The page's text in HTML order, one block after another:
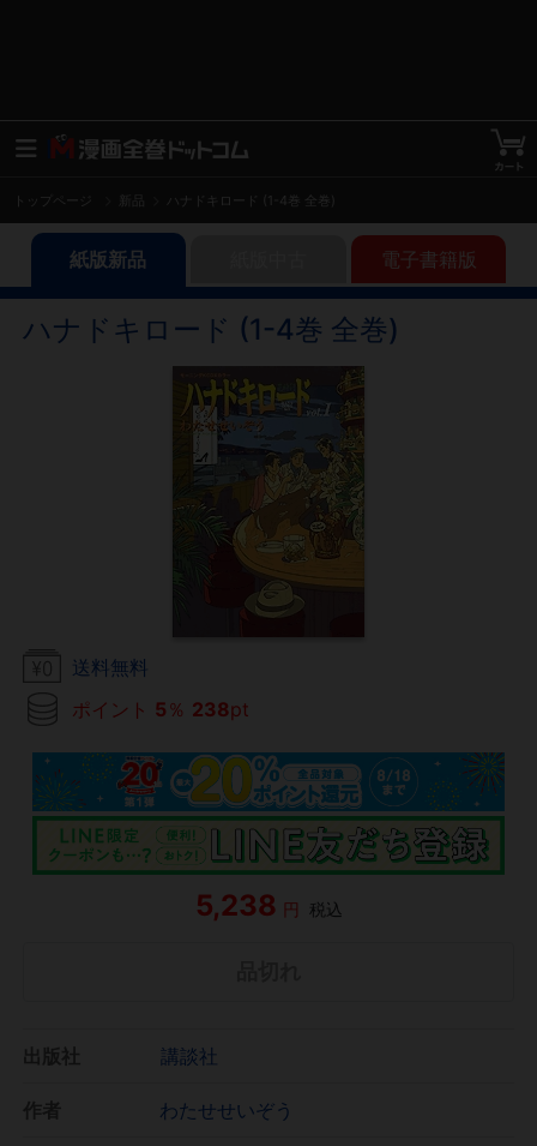
トップページ ハナドキロード (1-4巻 全巻)
紙版新品 電子書籍版
ハナドキロード (1-4巻 全巻)
送料無料
ポイント 5 ％ 238pt
5,238 円 税込
講談社
わたせせいぞう